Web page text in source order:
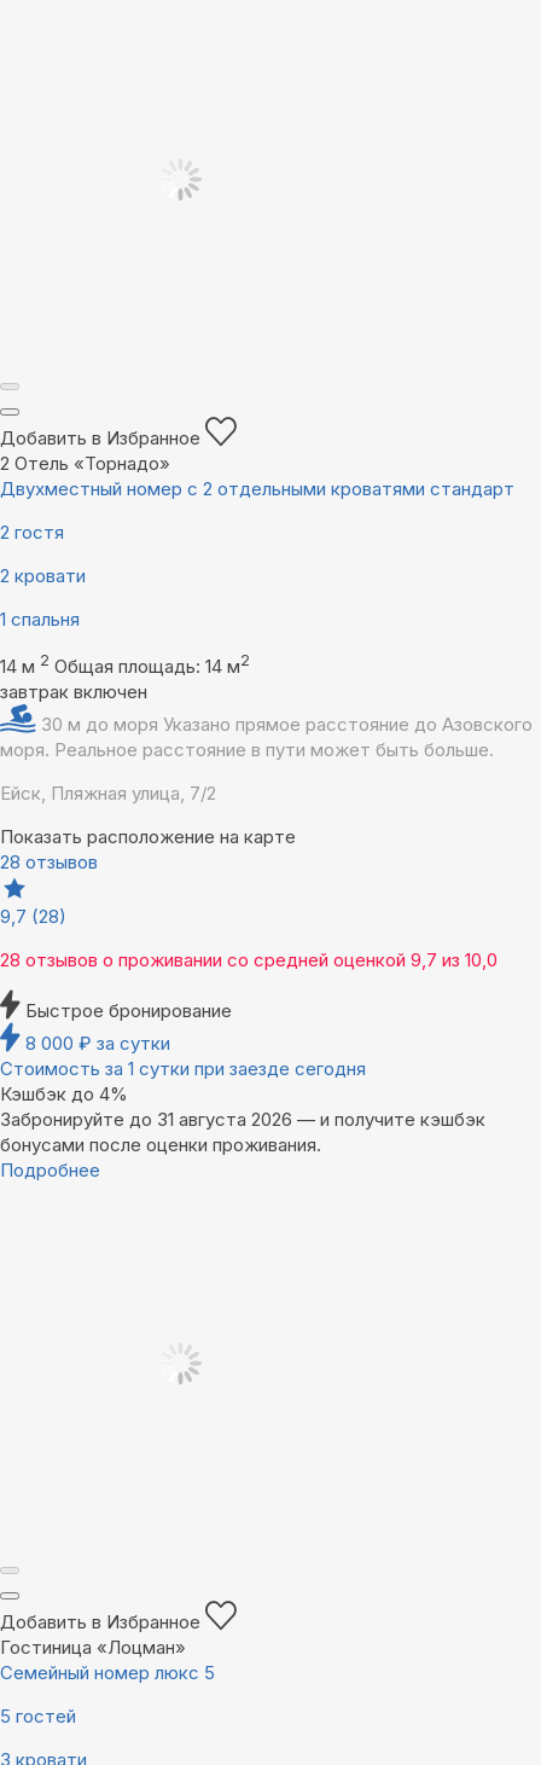
Добавить в Избранное
2 Отель «Торнадо»
Двухместный номер с 2 отдельными кроватями стандарт
2 гостя
2 кровати
1 спальня
14 м 2 Общая площадь: 14 м2
завтрак включен
30 м до моря Указано прямое расстояние до Азовского
моря. Реальное расстояние в пути может быть больше.
Ейск, Пляжная улица, 7/2
Показать расположение на карте
28 отзывов
9,7 (28)
28 отзывов о проживании со средней оценкой 9,7 из 10,0
Быстрое бронирование
8 000 ₽ за сутки
Стоимость за 1 сутки при заезде сегодня
Кэшбэк до 4%
Забронируйте до 31 августа 2026 — и получите кэшбэк
бонусами после оценки проживания.
Подробнее
Добавить в Избранное
Гостиница «Лоцман»
Семейный номер люкс 5
5 гостей
3 кровати